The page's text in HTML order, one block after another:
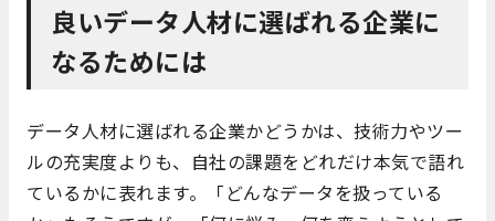
良いデータ人材に選ばれる企業に
なるためには
データ人材に選ばれる企業かどうかは、技術力やツー
ルの充実度よりも、自社の課題をどれだけ本気で語れ
ているかに表れます。「どんなデータを扱っている